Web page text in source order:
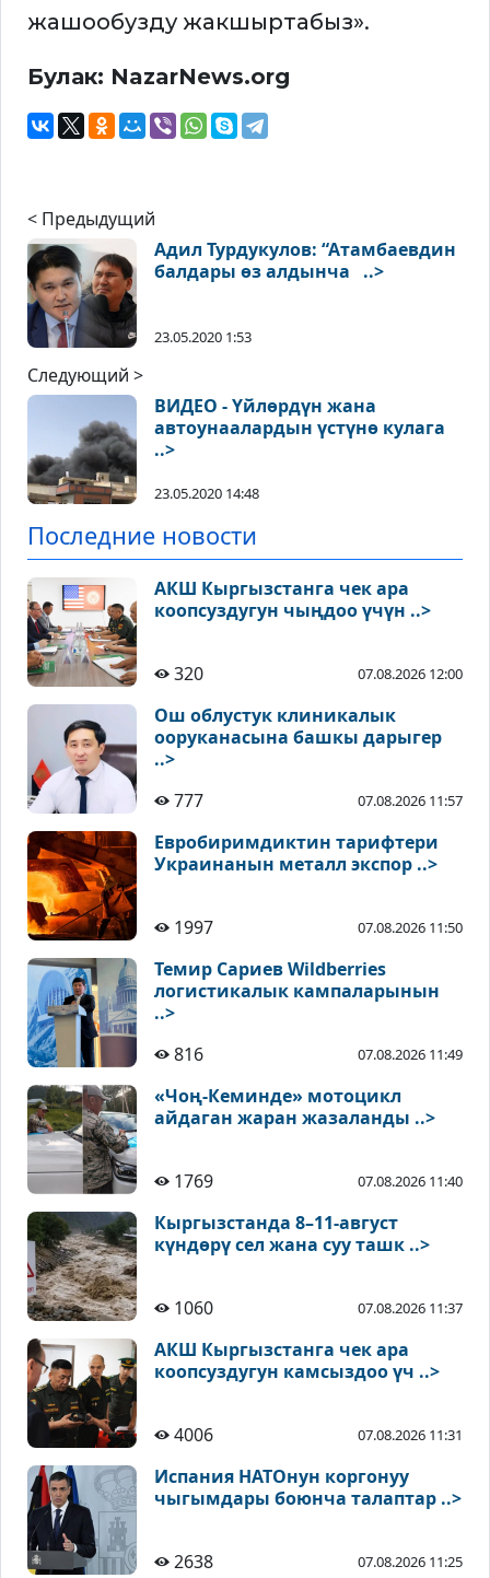
жашообузду жакшыртабыз».
Булак: NazarNews.org
< Предыдущий
Адил Турдукулов: “Атамбаевдин
балдары өз алдынча ..>
23.05.2020 1:53
Следующий >
ВИДЕО - Үйлөрдүн жана
автоунаалардын үстүнө кулага
..>
23.05.2020 14:48
Последние новости
АКШ Кыргызстанга чек ара
коопсуздугун чыңдоо үчүн ..>
320 07.08.2026 12:00
Ош облустук клиникалык
ооруканасына башкы дарыгер
..>
777
07.08.2026 11:57
Евробиримдиктин тарифтери
Украинанын металл экспор ..>
1997 07.08.2026 11:50
Темир Сариев Wildberries
логистикалык кампаларынын
..>
816
07.08.2026 11:49
«Чоң-Кеминде» мотоцикл
айдаган жаран жазаланды ..>
1769 07.08.2026 11:40
Кыргызстанда 8–11-август
күндөрү сел жана суу ташк ..>
1060 07.08.2026 11:37
АКШ Кыргызстанга чек ара
коопсуздугун камсыздоо үч ..>
4006 07.08.2026 11:31
Испания НАТОнун коргонуу
чыгымдары боюнча талаптар ..>
2638 07.08.2026 11:25